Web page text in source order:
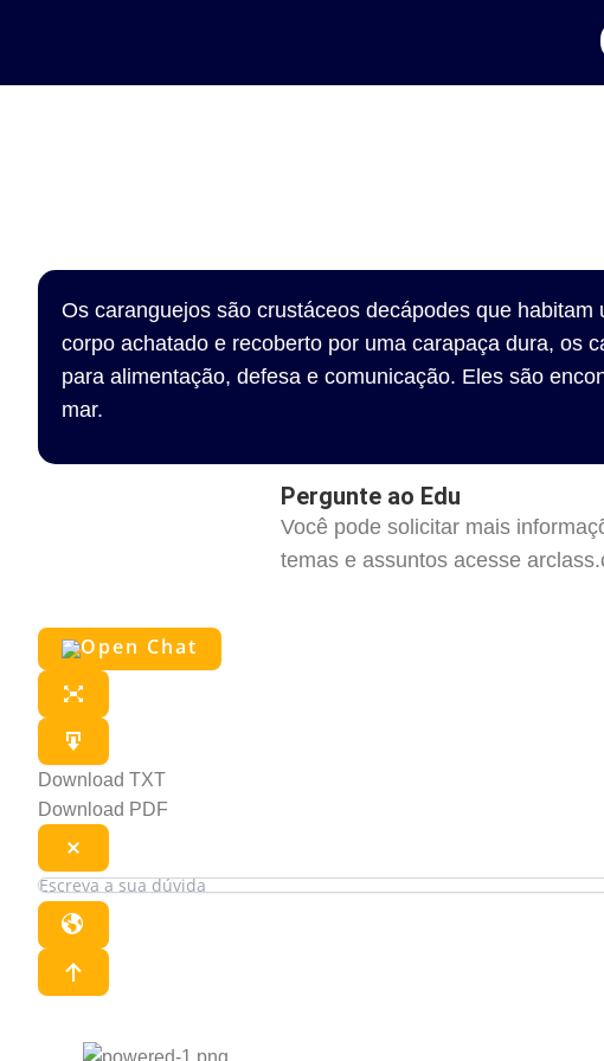
Os caranguejos são crustáceos decápodes que
corpo achatado e recoberto por uma carapaça dura, os
para alimentação, defesa e comunicação. Eles são
mar.
Pergunte ao Edu
Você pode solicitar mais
temas e assuntos acesse
Download TXT
Download PDF